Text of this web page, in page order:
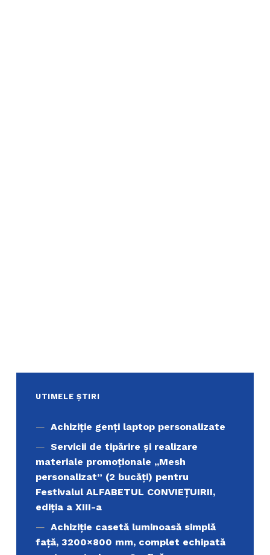
UTIMELE ȘTIRI
Achiziţie genți laptop personalizate
Servicii de tipărire şi realizare
materiale promoţionale ,,Mesh
personalizat” (2 bucăți) pentru
Festivalul ALFABETUL CONVIEŢUIRII,
ediţia a XIII-a
Achiziție casetă luminoasă simplă
față, 3200×800 mm, complet echipată